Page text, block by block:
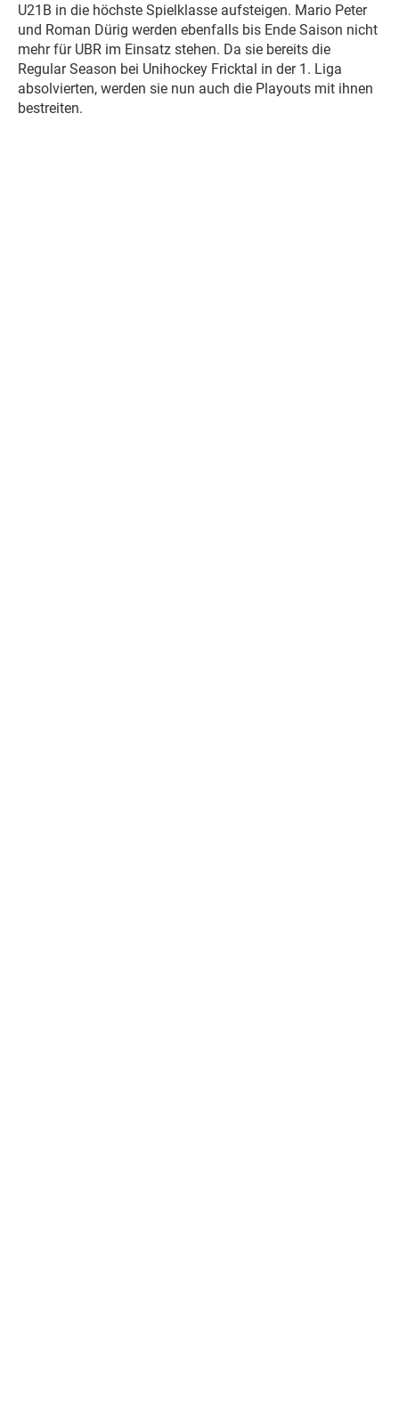
U21B in die höchste Spielklasse aufsteigen. Mario Peter
und Roman Dürig werden ebenfalls bis Ende Saison nicht
mehr für UBR im Einsatz stehen. Da sie bereits die
Regular Season bei Unihockey Fricktal in der 1. Liga
absolvierten, werden sie nun auch die Playouts mit ihnen
bestreiten.